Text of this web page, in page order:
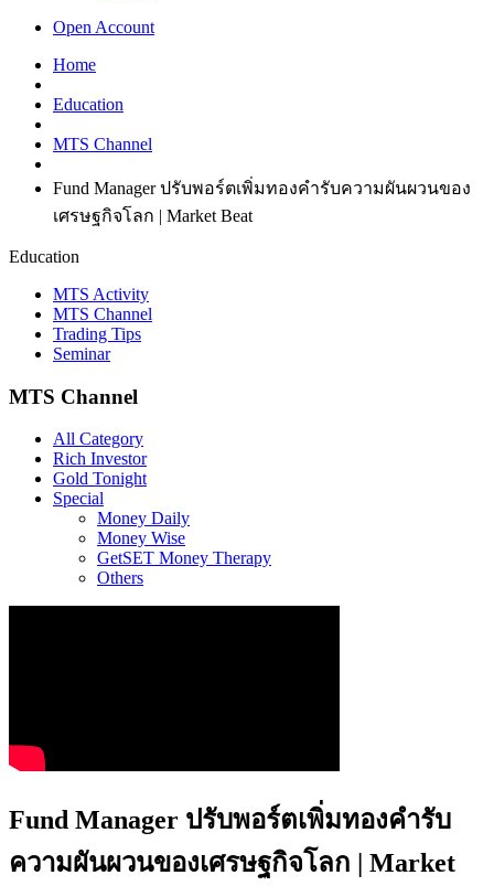
Open Account
Home
Education
MTS Channel
Fund Manager ปรับพอร์ตเพิ่มทองคำรับความผันผวนของ
เศรษฐกิจโลก | Market Beat
Education
MTS Activity
MTS Channel
Trading Tips
Seminar
MTS Channel
All Category
Rich Investor
Gold Tonight
Special
Money Daily
Money Wise
GetSET Money Therapy
Others
Fund Manager ปรับพอร์ตเพิ่มทองคำรับ
ความผันผวนของเศรษฐกิจโลก | Market